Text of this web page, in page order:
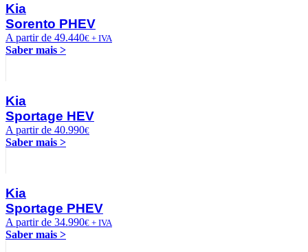
Kia
Sorento PHEV
A partir de 49.440€ + IVA
Saber mais >
Kia
Sportage HEV
A partir de 40.990€
Saber mais >
Kia
Sportage PHEV
A partir de 34.990€ + IVA
Saber mais >